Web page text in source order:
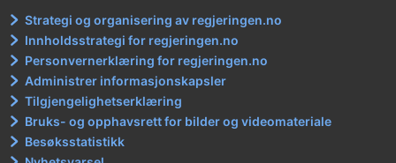
Strategi og organisering av regjeringen.no
Innholdsstrategi for regjeringen.no
Personvernerklæring for regjeringen.no
Administrer informasjonskapsler
Tilgjengelighetserklæring
Bruks- og opphavsrett for bilder og videomateriale
Besøksstatistikk